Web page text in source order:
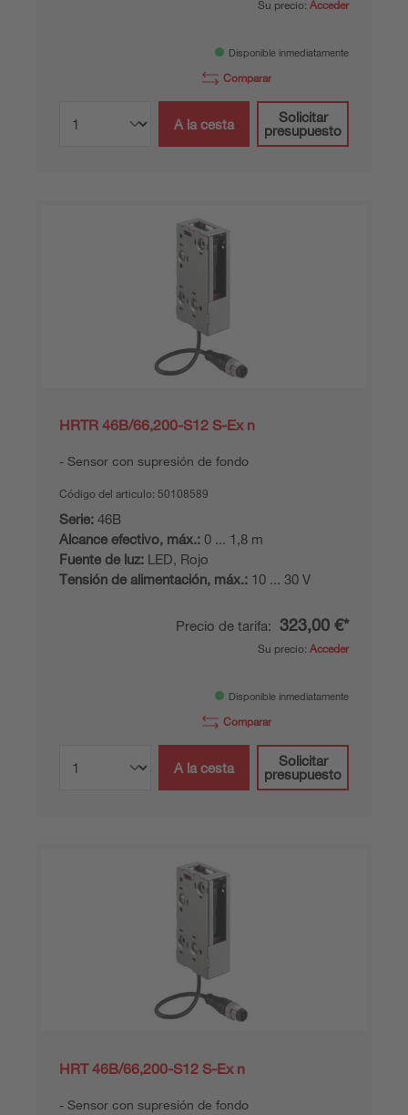
Su precio: Acceder
Disponible inmediatamente
Comparar
A la cesta
Solicitar
presupuesto
HRTR 46B/66,200-S12 S-Ex n
Sensor con supresión de fondo
Código del articulo: 50108589
Serie: 46B
Alcance efectivo, máx.: 0 ... 1,8 m
Fuente de luz: LED, Rojo
Tensión de alimentación, máx.: 10 ... 30 V
Precio de tarifa: 323,00 €*
Su precio: Acceder
Disponible inmediatamente
Comparar
A la cesta
Solicitar
presupuesto
HRT 46B/66,200-S12 S-Ex n
Sensor con supresión de fondo